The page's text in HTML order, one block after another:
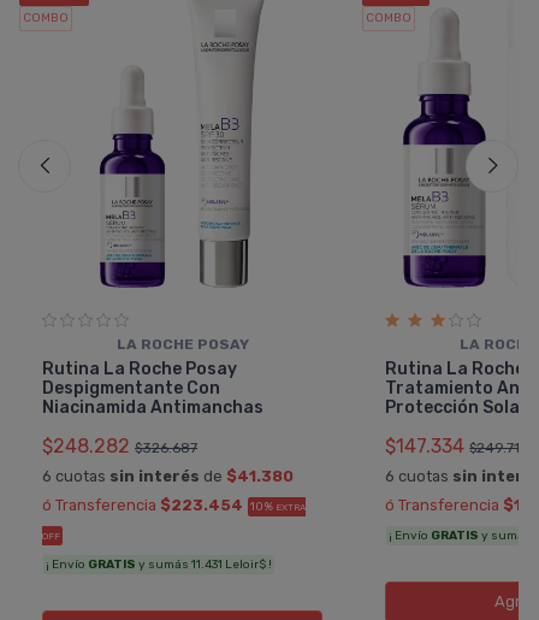
COMBO
LA ROCHE POSAY
Rutina La Roche Posay
Despigmentante Con
Niacinamida Antimanchas
$248.282 $326.687
6 cuotas sin interés de $41.380
ó Transferencia $223.454 10% EXTRA
OFF
¡ Envío GRATIS y sumás 11.431 Leloir$ !
COMBO
LA
Rutina La Roche
Tratamiento
Protección Solar
$147.334 $249.718
6 cuotas sin
ó Transferencia
¡ Envío GRATIS y sumás